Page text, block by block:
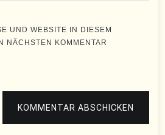
UND WEBSITE IN DIESEM
NÄCHSTEN KOMMENTAR
KOMMENTAR ABSCHICKEN